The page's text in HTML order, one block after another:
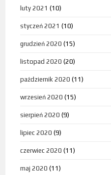
luty 2021 (10)
styczeń 2021 (10)
grudzień 2020 (15)
listopad 2020 (20)
październik 2020 (11)
wrzesień 2020 (15)
sierpień 2020 (9)
lipiec 2020 (9)
czerwiec 2020 (11)
maj 2020 (11)